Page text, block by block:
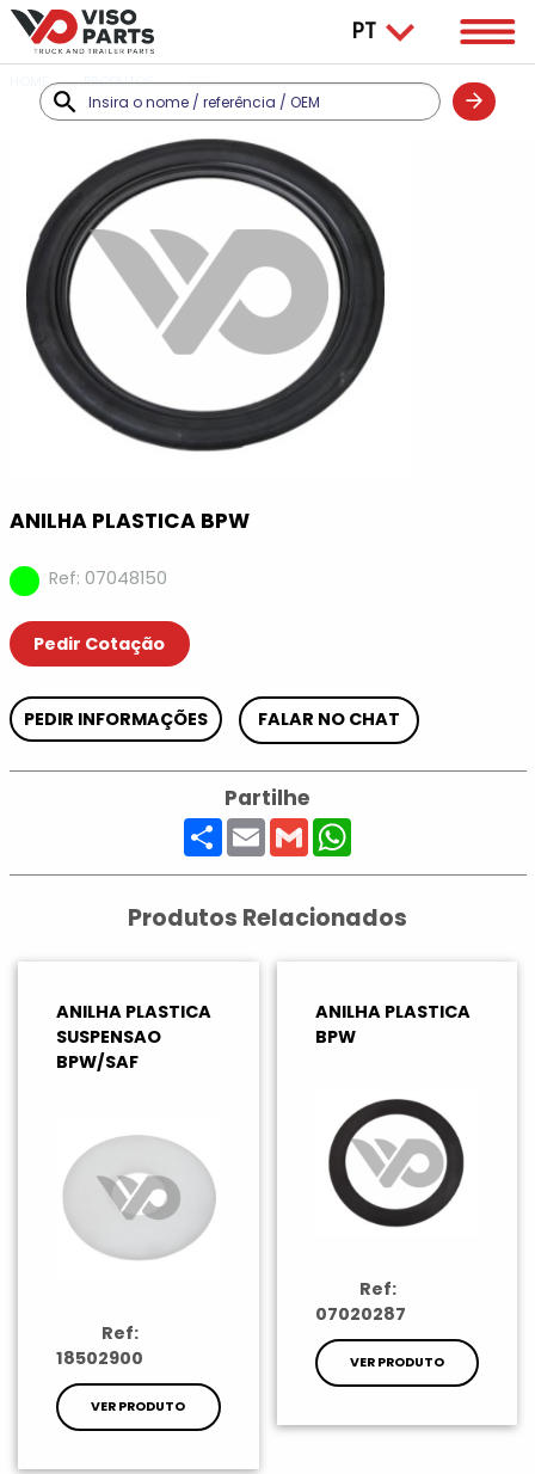
PRODUTOS BPW
ANILHA PLASTICA BPW
Ref: 07048150
Pedir Cotação
PEDIR INFORMAÇÕES FALAR NO CHAT
Partilhe
ShareEmailGmail
Produtos Relacionados
ANILHA PLASTICA
SUSPENSAO
BPW/SAF
Ref:
18502900
VER PRODUTO
ANILHA PLASTICA
BPW
Ref:
07020287
VER PRODUTO